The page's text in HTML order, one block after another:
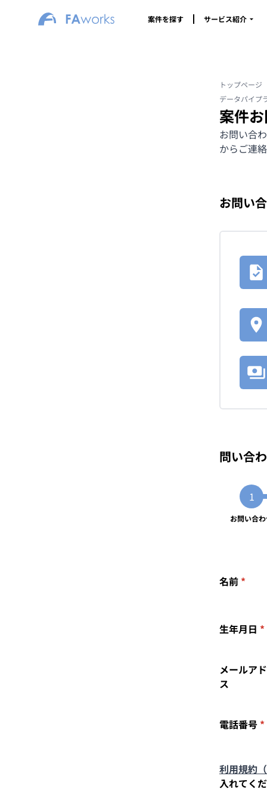
案件を探す サービス紹介
トップページ
データパイプ
案件
お問い合
からご連
お問い
問い合
お問い合
名前 *
生年月日 *
メールア
ス
電話番号 *
利用規約
入れてく